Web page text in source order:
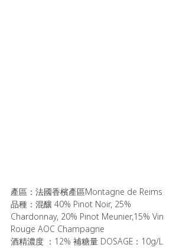
產區：法國香檳產區Montagne de Reims
品種：混釀 40% Pinot Noir, 25%
Chardonnay, 20% Pinot Meunier,15% Vin
Rouge AOC Champagne
酒精濃度 ：12% 補糖量 DOSAGE：10g/L